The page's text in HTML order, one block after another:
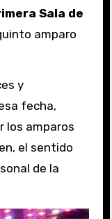
Sala de
amparo
y
fecha,
los amparos
el sentido
de la